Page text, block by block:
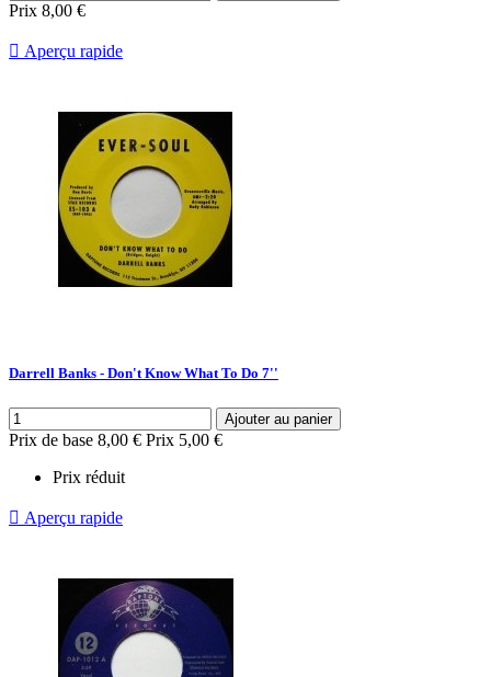
Prix 8,00 €
 Aperçu rapide
Darrell Banks - Don't Know What To Do 7''
Ajouter au panier
Prix de base 8,00 € Prix 5,00 €
Prix réduit
 Aperçu rapide